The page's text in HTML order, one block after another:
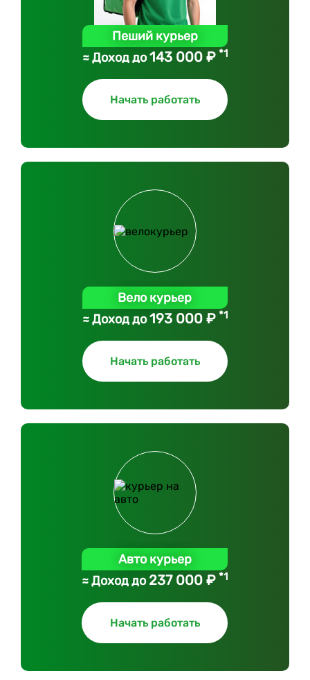
Пеший курьер
≈ Доход до143 000 ₽ *1
Начать работать
Вело курьер
≈ Доход до193 000 ₽ *1
Начать работать
Авто курьер
≈ Доход до237 000 ₽ *1
Начать работать